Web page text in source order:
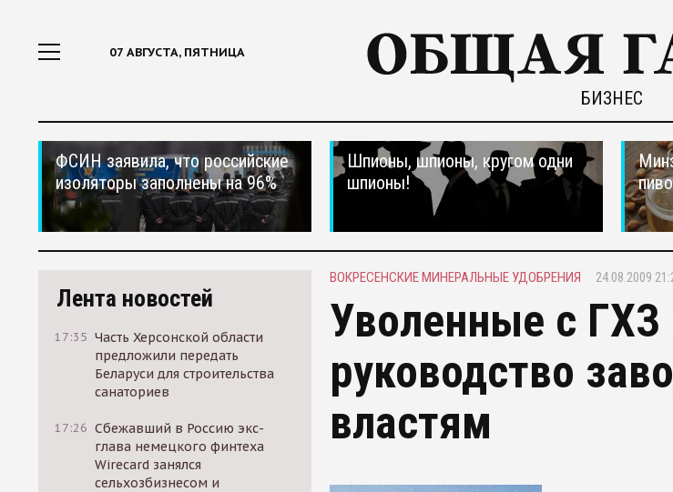
07 АВГУСТА, ПЯТНИЦА
БИЗНЕС
ФСИН заявила, что российские
изоляторы заполнены на 96%
Шпионы, шпионы, кругом одни
шпионы!
Лента новостей
17:35 Часть Херсонской области
предложили передать
Беларуси для строительства
санаториев
17:26 Сбежавший в Россию экс-
глава немецкого финтеха
Wirecard занялся
сельхозбизнесом и
ВОКРЕСЕНСКИЕ МИНЕРАЛЬНЫЕ УДОБРЕНИЯ 24.08.2009
Уволенные с
руководство
властям